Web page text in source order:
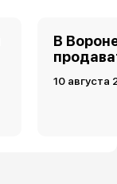
В
10 августа